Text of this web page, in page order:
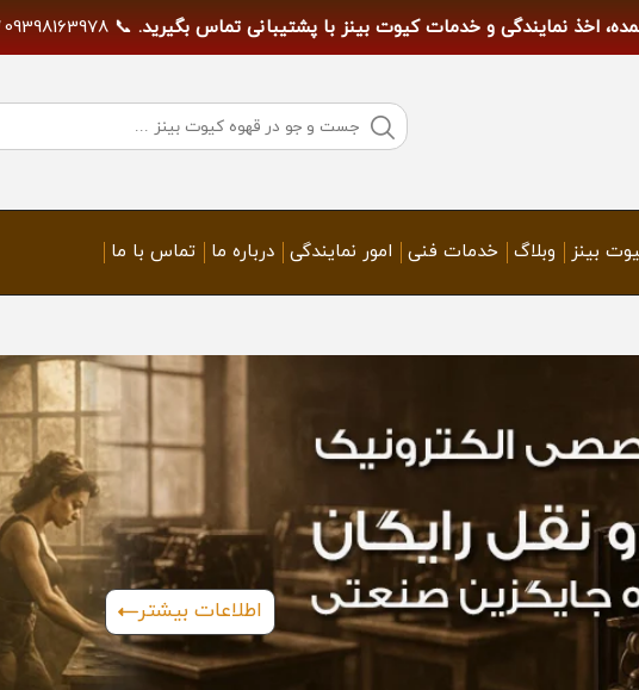
اخذ نمایندگی و خدمات کیوت بینز با پشتیبانی تماس بگیرید. 📞 09398163978
بینز وبلاگ خدمات فنی امور نمایندگی درباره ما تماس با ما
اطلاعات بیشتر